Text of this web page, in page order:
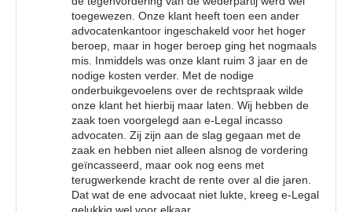
toegewezen. Onze klant heeft toen een ander
advocatenkantoor ingeschakeld voor het hoger
beroep, maar in hoger beroep ging het nogmaals
mis. Inmiddels was onze klant ruim 3 jaar en de
nodige kosten verder. Met de nodige
onderbuikgevoelens over de rechtspraak wilde
onze klant het hierbij maar laten. Wij hebben de
zaak toen voorgelegd aan e-Legal incasso
advocaten. Zij zijn aan de slag gegaan met de
zaak en hebben niet alleen alsnog de vordering
geïncasseerd, maar ook nog eens met
terugwerkende kracht de rente over al die jaren.
Dat wat de ene advocaat niet lukte, kreeg e-Legal